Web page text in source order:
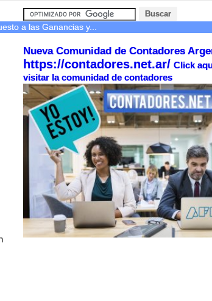
a las Ganancias y...
Nueva Comunidad de Contadores
https://contadores.net.ar/ Click
visitar la comunidad de contadores